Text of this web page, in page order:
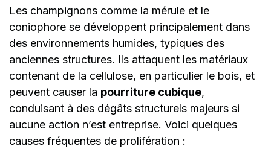
Les champignons comme la mérule et le
coniophore se développent principalement dans
des environnements humides, typiques des
anciennes structures. Ils attaquent les matériaux
contenant de la cellulose, en particulier le bois, et
peuvent causer la pourriture cubique,
conduisant à des dégâts structurels majeurs si
aucune action n’est entreprise. Voici quelques
causes fréquentes de prolifération :